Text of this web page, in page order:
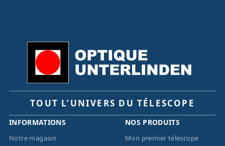
TOUT L’UNIVERS DU TÉLESCOPE
INFORMATIONS
Notre magasin
NOS PRODUITS
Mon premier télescope